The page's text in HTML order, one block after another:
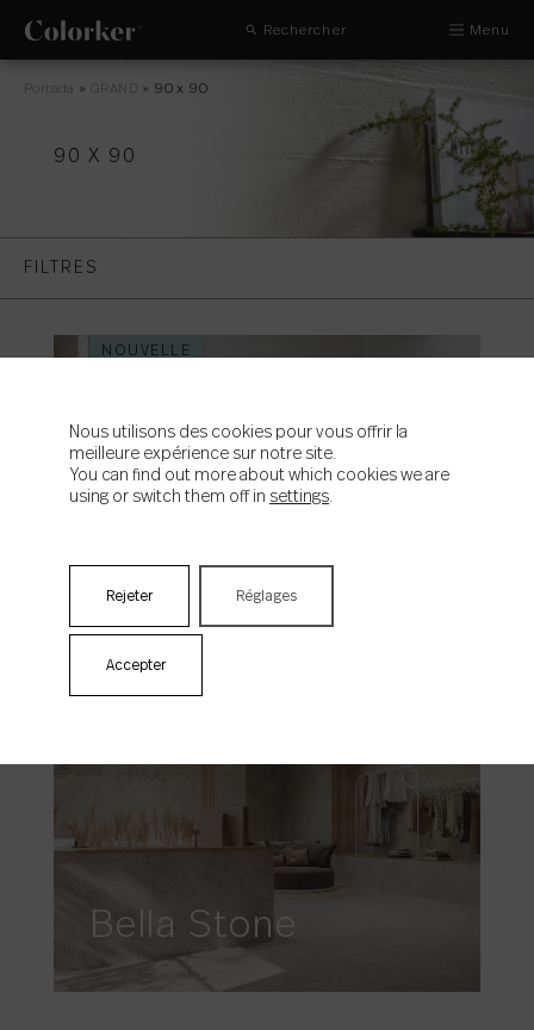
Rechercher Menu
Portada » GRAND » 90 x 90
90 X 90
FILTRES
Althea
NOUVELLE
Bella Stone
Nous utilisons des cookies pour vous offrir la
meilleure expérience sur notre site.
You can find out more about which cookies we are
using or switch them off in settings.
Accepter
Rejeter Réglages